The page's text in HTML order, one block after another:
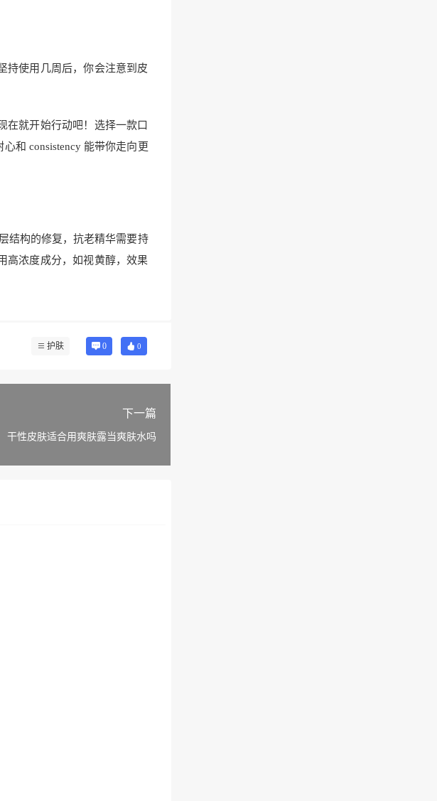
持使用几周后，你会注意到皮
在就开始行动吧！选择一款口
和 consistency 能带你走向更
结构的修复，抗老精华需要持
高浓度成分，如视黄醇，效果
护肤 0 0
下一篇
干性皮肤适合用爽肤露当爽肤水吗